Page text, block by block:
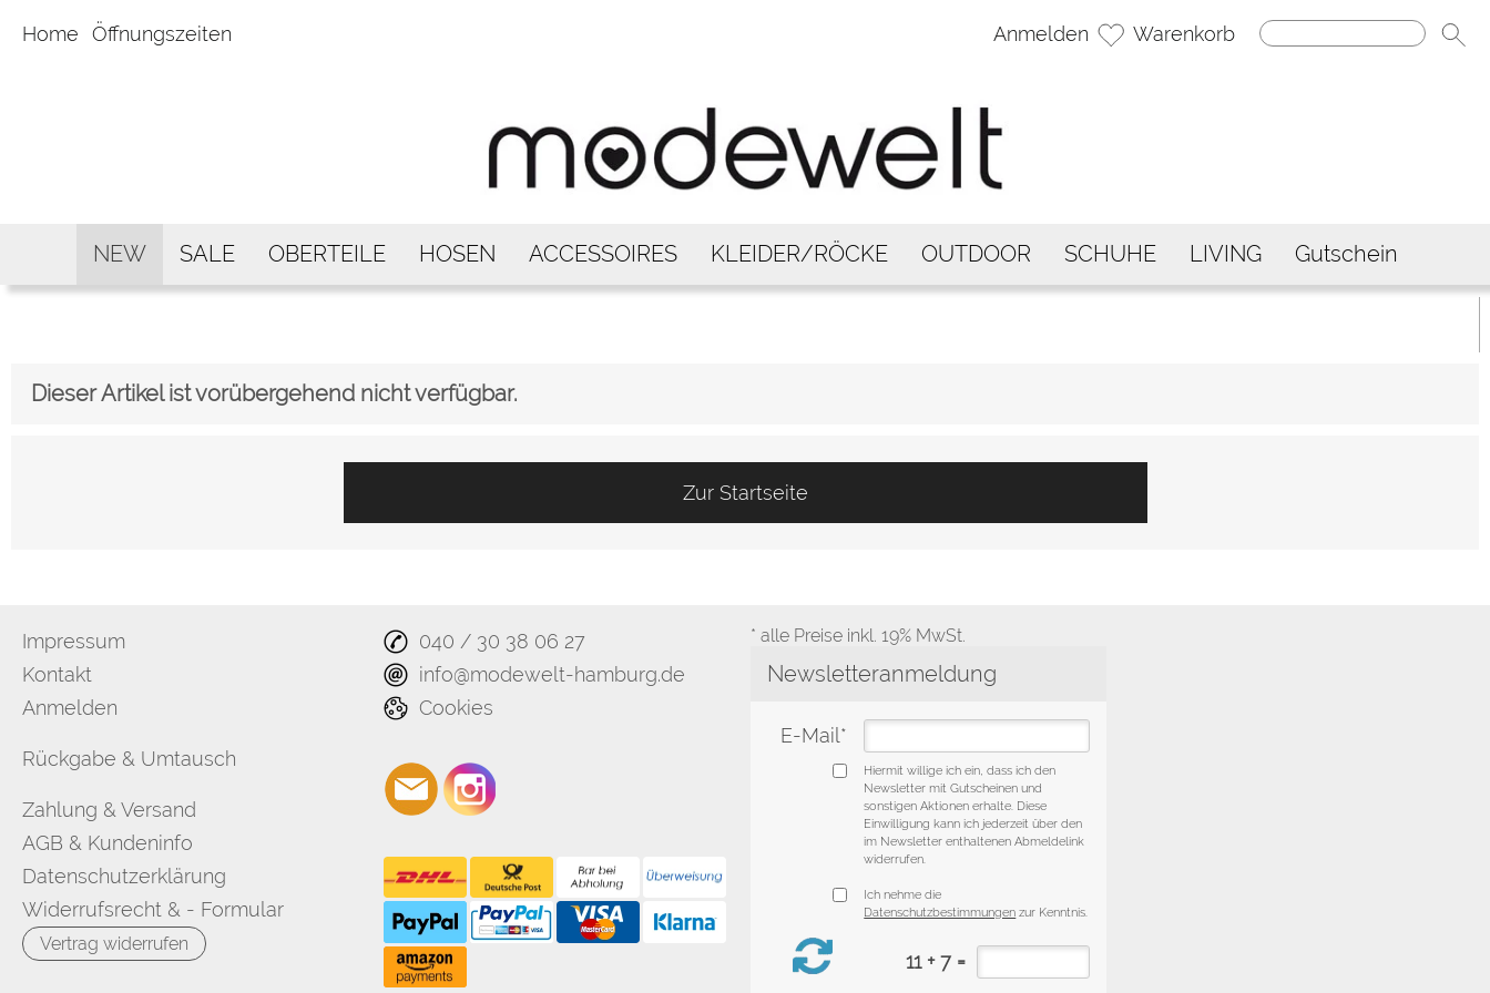
Home Öffnungszeiten Anmelden Warenkorb
NEW SALE OBERTEILE HOSEN ACCESSOIRES KLEIDER/RÖCKE OUTDOOR SCHUHE LIVING Gutschein
Dieser Artikel ist vorübergehend nicht verfügbar.
Zur Startseite
Impressum
Kontakt
Anmelden
Rückgabe & Umtausch
Zahlung & Versand
AGB & Kundeninfo
Datenschutzerklärung
Widerrufsrecht & - Formular
Vertrag widerrufen
040 / 30 38 06 27
info@modewelt-hamburg.de
Cookies
* alle Preise inkl. 19% MwSt.